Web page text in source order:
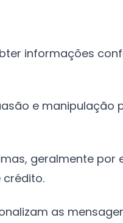
informações
e manipulação
geralmente por
crédito.
as